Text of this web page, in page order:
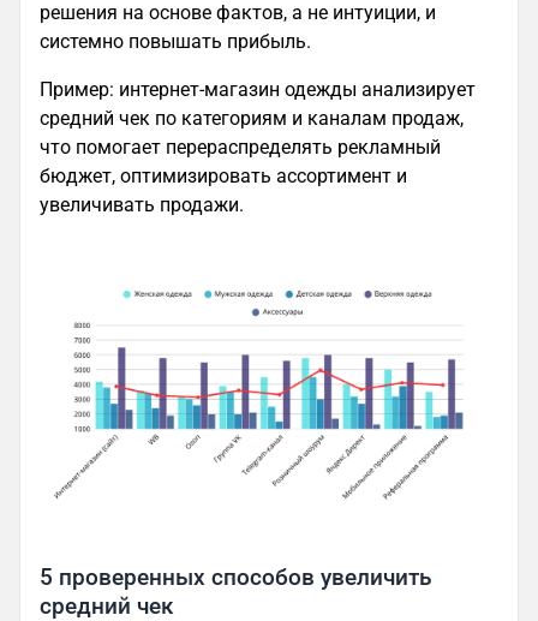
решения на основе фактов, а не интуиции, и
системно повышать прибыль.
Пример: интернет-магазин одежды анализирует
средний чек по категориям и каналам продаж,
что помогает перераспределять рекламный
бюджет, оптимизировать ассортимент и
увеличивать продажи.
5 проверенных способов увеличить
средний чек